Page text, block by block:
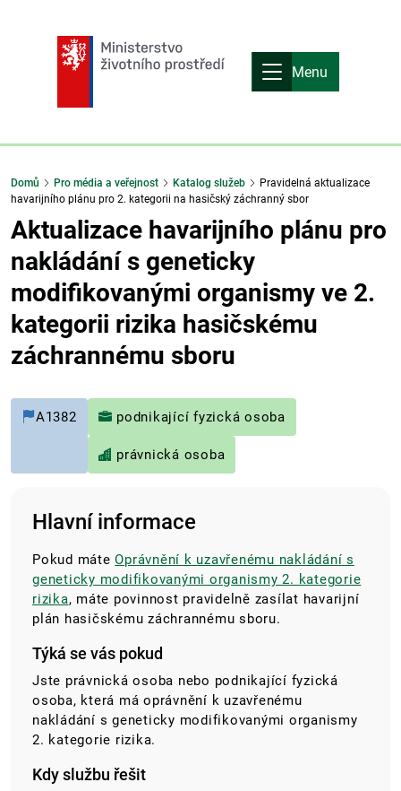
Menu
Domů Pro média a veřejnost Katalog služeb
Pravidelná aktualizace
havarijního plánu pro 2. kategorii na hasičský záchranný sbor
Aktualizace havarijního plánu pro
nakládání s geneticky
modifikovanými organismy ve 2.
kategorii rizika hasičskému
záchrannému sboru
A1382 podnikající fyzická osoba
právnická osoba
Hlavní informace
Pokud máteOprávnění k uzavřenému nakládání s
geneticky modifikovanými organismy 2. kategorie
rizika, máte povinnost pravidelně zasílat havarijní
plán hasičskému záchrannému sboru.
Týká se vás pokud
Jste právnická osoba nebo podnikající fyzická
osoba, která má oprávnění k uzavřenému
nakládání s geneticky modifikovanými organismy
2. kategorie rizika.
Kdy službu řešit